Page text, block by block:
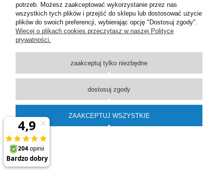
Płatności i dostawa
Informacje
O nas
pokaż pełną wersję strony
Sklep internetowy Shoper Premium
potrzeb. Możesz zaakceptować wykorzystanie przez nas
wszystkich tych plików i przejść do sklepu lub dostosować użycie
plików do swoich preferencji, wybierając opcję "Dostosuj zgody".
Więcej o plikach cookies przeczytasz w naszej Polityce
prywatności.
zaakceptuj tylko niezbędne
dostosuj zgody
ZAAKCEPTUJ WSZYSTKIE